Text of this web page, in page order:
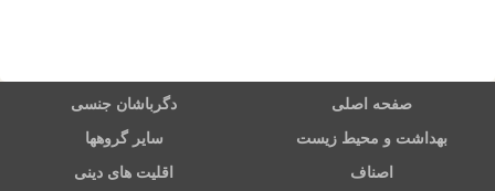
صفحه اصلی دگرباشان جنسی
بهداشت و محیط زیست سایر گروهها
اصناف اقلیت های دینی